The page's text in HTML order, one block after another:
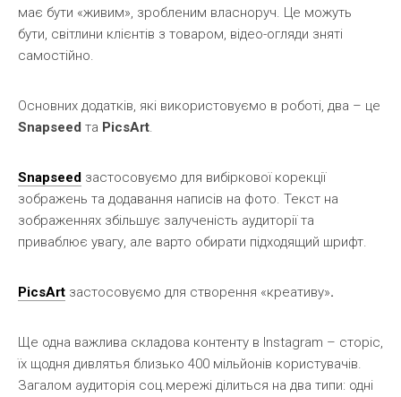
має бути «живим», зробленим власноруч. Це можуть
бути, світлини клієнтів з товаром, відео-огляди зняті
самостійно.
Основних додатків, які використовуємо в роботі, два – це
Snapseed та PicsArt.
Snapseed застосовуємо для вибіркової корекції
зображень та додавання написів на фото. Текст на
зображеннях збільшує залученість аудиторії та
приваблює увагу, але варто обирати підходящий шрифт.
PicsArt застосовуємо для створення «креативу».
Ще одна важлива складова контенту в Instagram – сторіс,
їх щодня дивлятья близько 400 мільйонів користувачів.
Загалом аудиторія соц.мережі ділиться на два типи: одні